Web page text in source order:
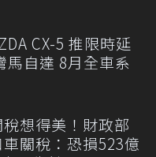
CX-5 推限時延
馬自達 8月全車系
想得美！財政部
關稅：恐損523億